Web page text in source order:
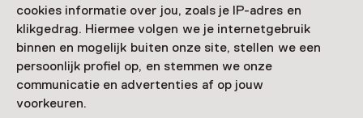
cookies informatie over jou, zoals je IP-adres en
klikgedrag. Hiermee volgen we je internetgebruik
binnen en mogelijk buiten onze site, stellen we een
persoonlijk profiel op, en stemmen we onze
communicatie en advertenties af op jouw
voorkeuren.
Zien & doen in
Rijksmuseum
Amsterdam